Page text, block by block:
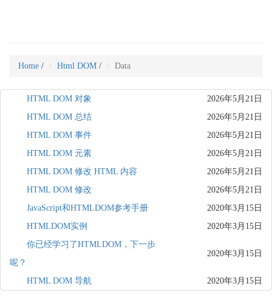
Home / Html DOM / Data
HTML DOM 对象
2026年5月21日
HTML DOM 总结
2026年5月21日
HTML DOM 事件
2026年5月21日
HTML DOM 元素
2026年5月21日
HTML DOM 修改 HTML 内容
2026年5月21日
HTML DOM 修改
2026年5月21日
JavaScript和HTMLDOM参考手册
2020年3月15日
HTMLDOM实例
2020年3月15日
你已经学习了HTMLDOM，下一步
呢？
2020年3月15日
HTML DOM 导航 2020年3月15日